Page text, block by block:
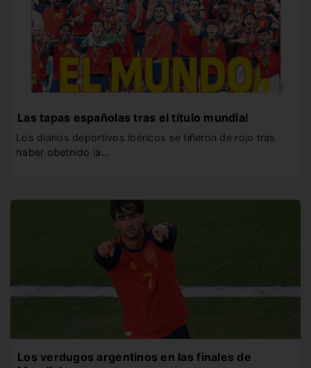
Las tapas españolas tras el título mundial
Los diarios deportivos ibéricos se tiñeron de rojo tras
haber obetnido la…
Los verdugos argentinos en las finales de